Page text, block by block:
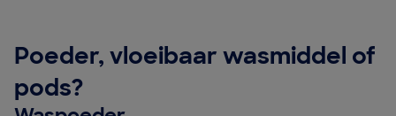
Poeder, vloeibaar wasmiddel of
pods?